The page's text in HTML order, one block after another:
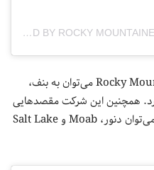
A POST SHARED BY ROCKY MOUNTAINEER (@ROCKYMOUNTAINEER)
ازجمله مقصدهای کانادایی Rocky Mountaineer می‌توان به بنف،
همچنین این شرکت مقصدهایی
در ایالات‌متحده دارد که از میان آن‌ها می‌توان دنور، Moab و Salt Lake